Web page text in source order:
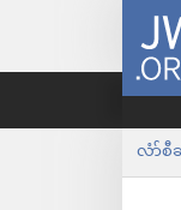
လံာ်